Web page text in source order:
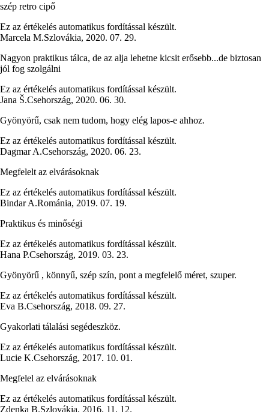
szép retro cipő
Ez az értékelés automatikus fordítással készült.
Marcela M.Szlovákia, 2020. 07. 29.
Nagyon praktikus tálca, de az alja lehetne kicsit erősebb...de biztosan
jól fog szolgálni
Ez az értékelés automatikus fordítással készült.
Jana Š.Csehország, 2020. 06. 30.
Gyönyörű, csak nem tudom, hogy elég lapos-e ahhoz.
Ez az értékelés automatikus fordítással készült.
Dagmar A.Csehország, 2020. 06. 23.
Megfelelt az elvárásoknak
Ez az értékelés automatikus fordítással készült.
Bindar A.Románia, 2019. 07. 19.
Praktikus és minőségi
Ez az értékelés automatikus fordítással készült.
Hana P.Csehország, 2019. 03. 23.
Gyönyörű , könnyű, szép szín, pont a megfelelő méret, szuper.
Ez az értékelés automatikus fordítással készült.
Eva B.Csehország, 2018. 09. 27.
Gyakorlati tálalási segédeszköz.
Ez az értékelés automatikus fordítással készült.
Lucie K.Csehország, 2017. 10. 01.
Megfelel az elvárásoknak
Ez az értékelés automatikus fordítással készült.
Zdenka B.Szlovákia, 2016. 11. 12.